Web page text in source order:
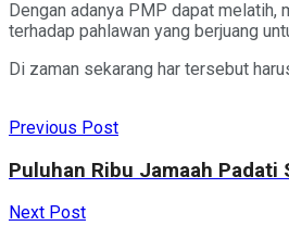
Dengan adanya PMP dapat melatih,
terhadap pahlawan yang berjuang
Di zaman sekarang har tersebut
Previous Post
Puluhan Ribu Jamaah Padati
Next Post